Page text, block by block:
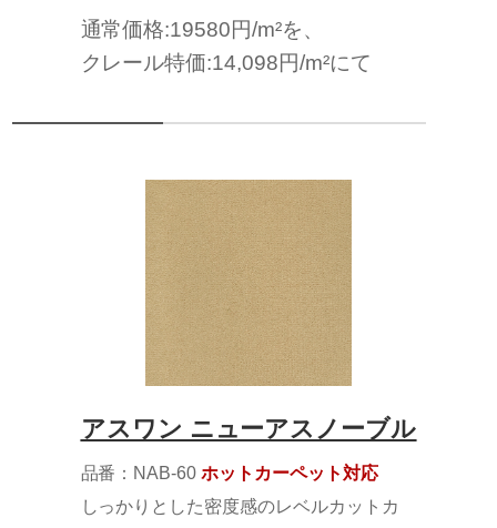
通常価格:19580円/m²を、
クレール特価:14,098円/m²にて
アスワン ニューアスノーブル
品番：NAB-60ホットカーペット対応
しっかりとした密度感のレベルカットカ